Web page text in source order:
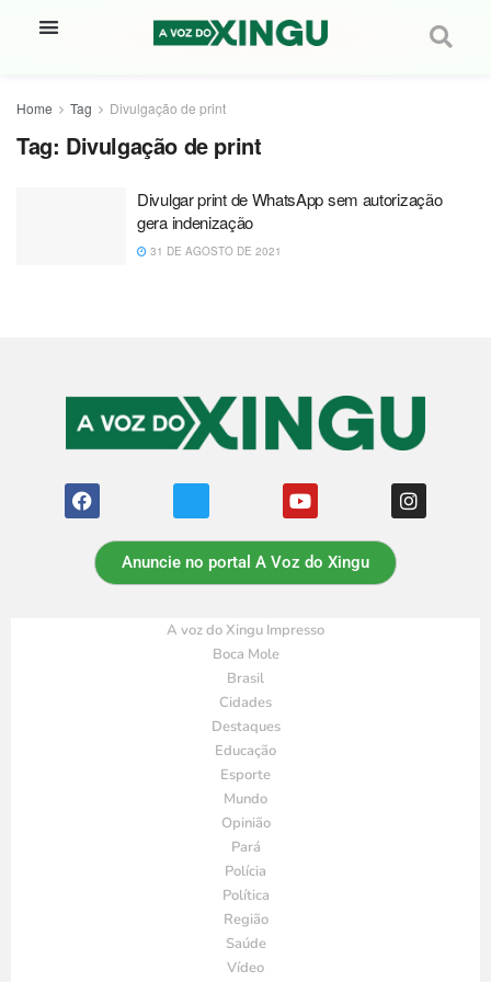
Home Tag Divulgação de print
Tag: Divulgação de print
Divulgar print de WhatsApp sem autorização
gera indenização
31 DE AGOSTO DE 2021
Anuncie no portal A Voz do Xingu
A voz do Xingu Impresso
Boca Mole
Brasil
Cidades
Destaques
Educação
Esporte
Mundo
Opinião
Pará
Polícia
Política
Região
Saúde
Vídeo